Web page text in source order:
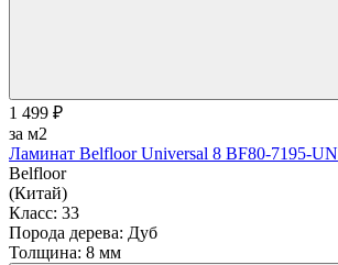
1 499 ₽
за м2
Ламинат Belfloor Universal 8 BF80-7195-UN
Belfloor
(Китай)
Класс: 33
Порода дерева: Дуб
Толщина: 8 мм